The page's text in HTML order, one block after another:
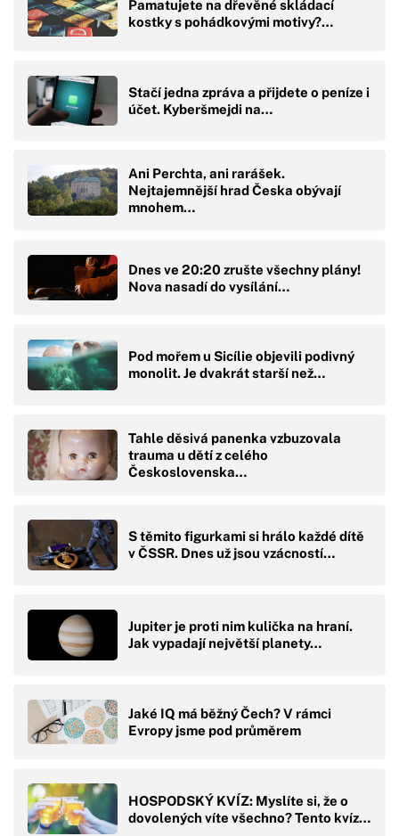
Pamatujete na dřevěné skládací
kostky s pohádkovými motivy?…
Stačí jedna zpráva a přijdete o peníze i
účet. Kyberšmejdi na…
Ani Perchta, ani rarášek.
Nejtajemnější hrad Česka obývají
mnohem…
Dnes ve 20:20 zrušte všechny plány!
Nova nasadí do vysílání…
Pod mořem u Sicílie objevili podivný
monolit. Je dvakrát starší než…
Tahle děsivá panenka vzbuzovala
trauma u dětí z celého
Československa…
S těmito figurkami si hrálo každé dítě
v ČSSR. Dnes už jsou vzácností…
Jupiter je proti nim kulička na hraní.
Jak vypadají největší planety…
Jaké IQ má běžný Čech? V rámci
Evropy jsme pod průměrem
HOSPODSKÝ KVÍZ: Myslíte si, že o
dovolených víte všechno? Tento kvíz…